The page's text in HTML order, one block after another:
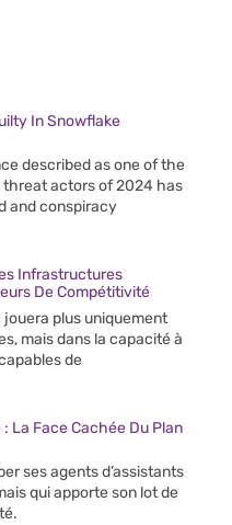
In Snowflake
described as one of the
actors of 2024 has
and conspiracy
Infrastructures
De Compétitivité
jouera plus uniquement
mais dans la capacité à
de
La Face Cachée Du Plan
ses agents d’assistants
qui apporte son lot de